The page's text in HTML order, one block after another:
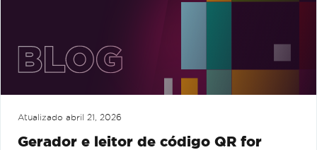
Atualizado abril 21, 2026
Gerador e leitor de código QR for